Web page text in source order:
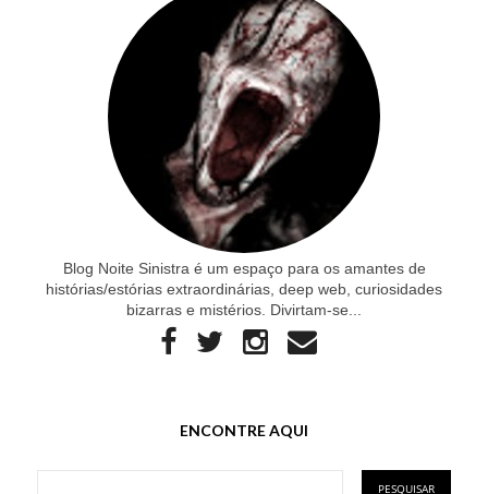
Blog Noite Sinistra é um espaço para os amantes de
histórias/estórias extraordinárias, deep web, curiosidades
bizarras e mistérios. Divirtam-se...
ENCONTRE AQUI